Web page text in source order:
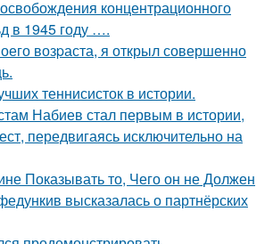
концентрационного
в 1945 году ….
возpаста, я открыл совершенно
теннисисток в истории.
Набиев стал первым в истории,
передвигаясь исключительно на
Показывать то, Чего он не Должен
высказалась о партнёрских